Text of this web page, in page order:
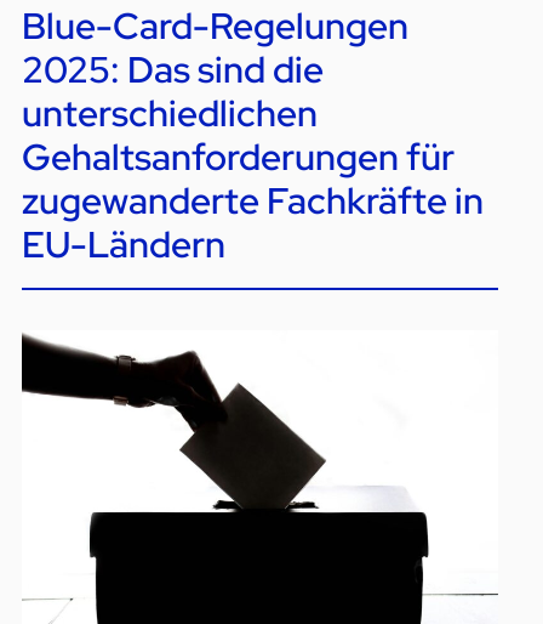
Blue-Card-Regelungen
2025: Das sind die
unterschiedlichen
Gehaltsanforderungen für
zugewanderte Fachkräfte in
EU-Ländern